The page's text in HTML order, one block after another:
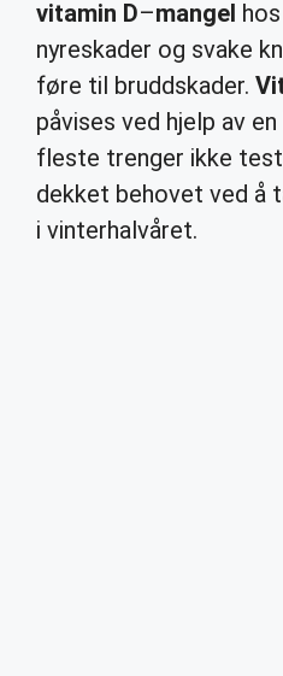
vitamin D–mangel
nyreskader og svake
føre til bruddskader.
påvises ved hjelp av
fleste trenger ikke
dekket behovet ved å
i vinterhalvåret.